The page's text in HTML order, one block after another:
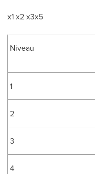
x1 x2 x3x5
Niveau
1
2
3
4